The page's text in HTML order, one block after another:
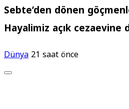
Sebte’den dönen
Hayalimiz açık cezaevine
Dünya21 saat önce